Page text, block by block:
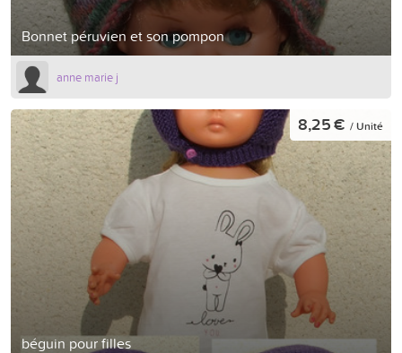
Bonnet péruvien et son pompon
anne marie j
béguin pour filles
8,25 € / Unité